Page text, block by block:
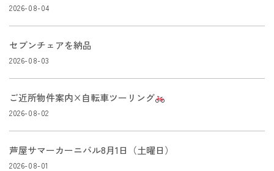
2026-08-04
セブンチェアを納品
2026-08-03
ご近所物件案内×自転車ツーリング
2026-08-02
芦屋サマーカーニバル8月1日（土曜日）
2026-08-01